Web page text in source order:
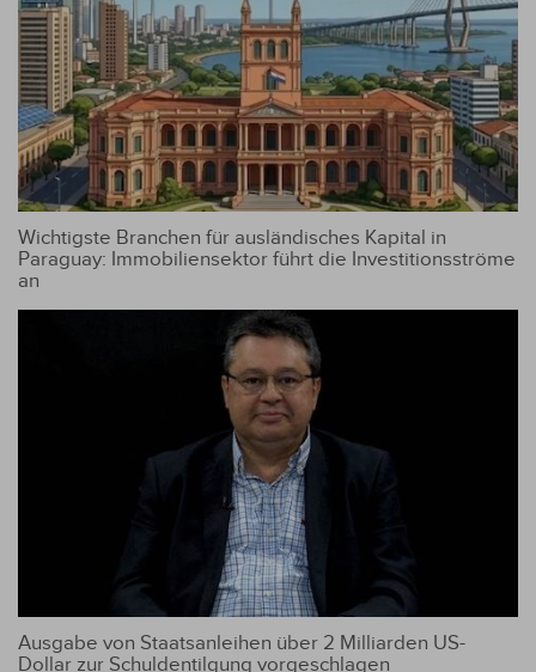
Wichtigste Branchen für ausländisches Kapital in
Paraguay: Immobiliensektor führt die Investitionsströme
an
Ausgabe von Staatsanleihen über 2 Milliarden US-
Dollar zur Schuldentilgung vorgeschlagen